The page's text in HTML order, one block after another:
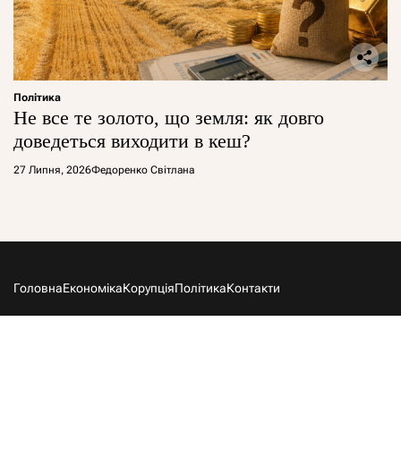
Політика
Не все те золото, що земля: як довго
доведеться виходити в кеш?
27 Липня, 2026Федоренко Світлана
ГоловнаЕкономікаКорупціяПолітикаКонтакти